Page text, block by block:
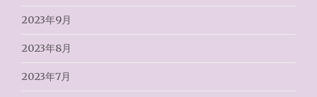
2023年9月
2023年8月
2023年7月